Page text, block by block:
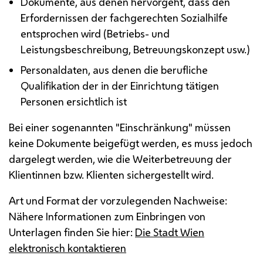
Erfordernissen der fachgerechten Sozialhilfe
entsprochen wird (Betriebs- und
Leistungsbeschreibung, Betreuungskonzept usw.)
Personaldaten, aus denen die berufliche
Qualifikation der in der Einrichtung tätigen
Personen ersichtlich ist
Bei einer sogenannten "Einschränkung" müssen
keine Dokumente beigefügt werden, es muss jedoch
dargelegt werden, wie die Weiterbetreuung der
Klientinnen bzw. Klienten sichergestellt wird.
Art und Format der vorzulegenden Nachweise:
Nähere Informationen zum Einbringen von
Unterlagen finden Sie hier: Die Stadt Wien
elektronisch kontaktieren